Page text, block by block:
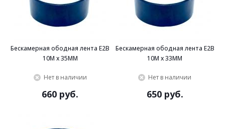
Бескамерная ободная лента E2B
10M x 35MM
Нет в наличии
660 руб.
Бескамерная ободная лента E2B
10M x 33MM
Нет в наличии
650 руб.